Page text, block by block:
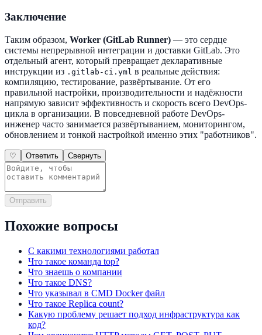
Заключение
Таким образом, Worker (GitLab Runner) — это сердце
системы непрерывной интеграции и доставки GitLab. Это
отдельный агент, который превращает декларативные
инструкции из .gitlab-ci.yml в реальные действия:
компиляцию, тестирование, развёртывание. От его
правильной настройки, производительности и надёжности
напрямую зависит эффективность и скорость всего DevOps-
цикла в организации. В повседневной работе DevOps-
инженер часто занимается развёртыванием, мониторингом,
обновлением и тонкой настройкой именно этих "работников".
♡ Ответить Свернуть
Отправить
Похожие вопросы
С какими технологиями работал
Что такое команда top?
Что знаешь о компании
Что такое DNS?
Что указывал в CMD Docker файл
Что такое Replica count?
Какую проблему решает подход инфраструктура как
код?